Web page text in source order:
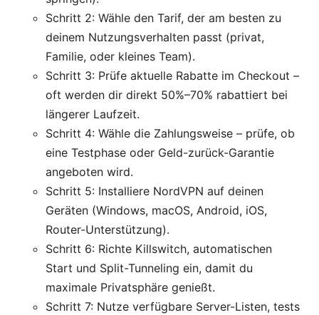
Schritt 2: Wähle den Tarif, der am besten zu
deinem Nutzungsverhalten passt (privat,
Familie, oder kleines Team).
Schritt 3: Prüfe aktuelle Rabatte im Checkout –
oft werden dir direkt 50%–70% rabattiert bei
längerer Laufzeit.
Schritt 4: Wähle die Zahlungsweise – prüfe, ob
eine Testphase oder Geld-zurück-Garantie
angeboten wird.
Schritt 5: Installiere NordVPN auf deinen
Geräten (Windows, macOS, Android, iOS,
Router-Unterstützung).
Schritt 6: Richte Killswitch, automatischen
Start und Split-Tunneling ein, damit du
maximale Privatsphäre genießt.
Schritt 7: Nutze verfügbare Server-Listen, tests